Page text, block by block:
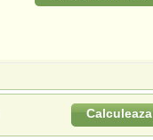
Calculeaza